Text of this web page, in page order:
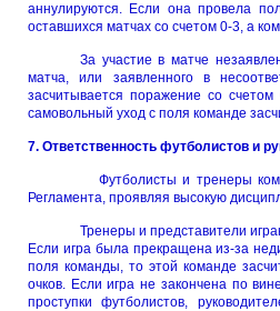
аннулируются. Если она провела
оставшихся матчах со счетом 0-3, а
За участие в матче
матча, или заявленного в
засчитывается поражение со
самовольный уход с поля команде
7. Ответственность футболистов и
Футболисты и тренеры команд
Регламента, проявляя высокую
Тренеры и представители
Если игра была прекращена из-за
поля команды, то этой команде
очков. Если игра не закончена по
проступки футболистов,